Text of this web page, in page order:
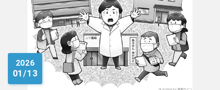
最新の注目記事
栄養健康レシピ
医療系学生記事
2026
01/13